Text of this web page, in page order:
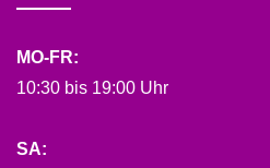
MO-FR:
10:30 bis 19:00 Uhr
SA: